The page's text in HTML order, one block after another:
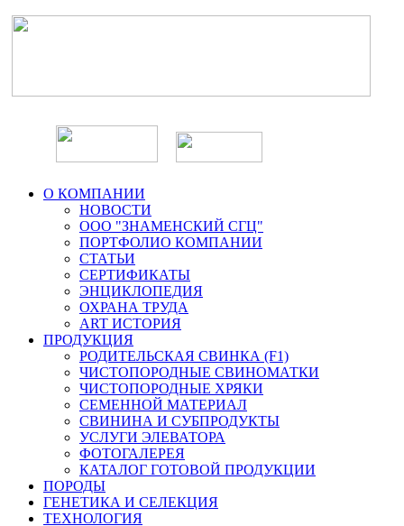
О КОМПАНИИ
НОВОСТИ
ООО "ЗНАМЕНСКИЙ СГЦ"
ПОРТФОЛИО КОМПАНИИ
СТАТЬИ
СЕРТИФИКАТЫ
ЭНЦИКЛОПЕДИЯ
ОХРАНА ТРУДА
ART ИСТОРИЯ
ПРОДУКЦИЯ
РОДИТЕЛЬСКАЯ СВИНКА (F1)
ЧИСТОПОРОДНЫЕ СВИНОМАТКИ
ЧИСТОПОРОДНЫЕ ХРЯКИ
СЕМЕННОЙ МАТЕРИАЛ
СВИНИНА И СУБПРОДУКТЫ
УСЛУГИ ЭЛЕВАТОРА
ФОТОГАЛЕРЕЯ
КАТАЛОГ ГОТОВОЙ ПРОДУКЦИИ
ПОРОДЫ
ГЕНЕТИКА И СЕЛЕКЦИЯ
ТЕХНОЛОГИЯ